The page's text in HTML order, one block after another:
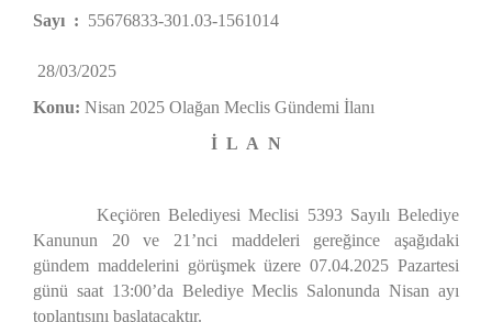
Sayı : 55676833-301.03-1561014
28/03/2025
Konu: Nisan 2025 Olağan Meclis Gündemi İlanı
İ L A N
Keçiören Belediyesi Meclisi 5393 Sayılı Belediye
Kanunun 20 ve 21’nci maddeleri gereğince aşağıdaki
gündem maddelerini görüşmek üzere 07.04.2025 Pazartesi
günü saat 13:00’da Belediye Meclis Salonunda Nisan ayı
toplantısını başlatacaktır.